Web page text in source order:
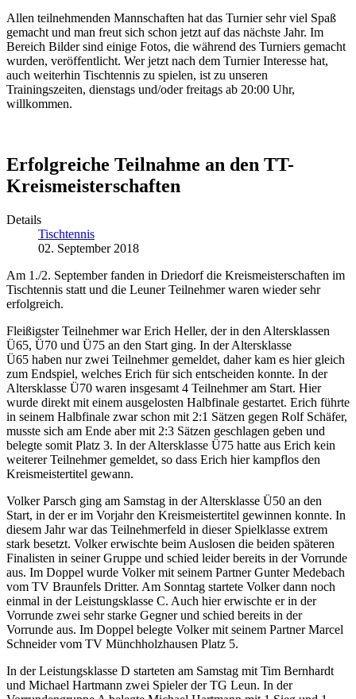
Allen teilnehmenden Mannschaften hat das Turnier sehr viel Spaß
gemacht und man freut sich schon jetzt auf das nächste Jahr. Im
Bereich Bilder sind einige Fotos, die während des Turniers gemacht
wurden, veröffentlicht. Wer jetzt nach dem Turnier Interesse hat,
auch weiterhin Tischtennis zu spielen, ist zu unseren
Trainingszeiten, dienstags und/oder freitags ab 20:00 Uhr,
willkommen.
Erfolgreiche Teilnahme an den TT-
Kreismeisterschaften
Details
Tischtennis
02. September 2018
Am 1./2. September fanden in Driedorf die Kreismeisterschaften im
Tischtennis statt und die Leuner Teilnehmer waren wieder sehr
erfolgreich.
Fleißigster Teilnehmer war Erich Heller, der in den Altersklassen
Ü65, Ü70 und Ü75 an den Start ging. In der Altersklasse
Ü65 haben nur zwei Teilnehmer gemeldet, daher kam es hier gleich
zum Endspiel, welches Erich für sich entscheiden konnte. In der
Altersklasse Ü70 waren insgesamt 4 Teilnehmer am Start. Hier
wurde direkt mit einem ausgelosten Halbfinale gestartet. Erich führte
in seinem Halbfinale zwar schon mit 2:1 Sätzen gegen Rolf Schäfer,
musste sich am Ende aber mit 2:3 Sätzen geschlagen geben und
belegte somit Platz 3. In der Altersklasse Ü75 hatte aus Erich kein
weiterer Teilnehmer gemeldet, so dass Erich hier kampflos den
Kreismeistertitel gewann.
Volker Parsch ging am Samstag in der Altersklasse Ü50 an den
Start, in der er im Vorjahr den Kreismeistertitel gewinnen konnte. In
diesem Jahr war das Teilnehmerfeld in dieser Spielklasse extrem
stark besetzt. Volker erwischte beim Auslosen die beiden späteren
Finalisten in seiner Gruppe und schied leider bereits in der Vorrunde
aus. Im Doppel wurde Volker mit seinem Partner Gunter Medebach
vom TV Braunfels Dritter. Am Sonntag startete Volker dann noch
einmal in der Leistungsklasse C. Auch hier erwischte er in der
Vorrunde zwei sehr starke Gegner und schied bereits in der
Vorrunde aus. Im Doppel belegte Volker mit seinem Partner Marcel
Schneider vom TV Münchholzhausen Platz 5.
In der Leistungsklasse D starteten am Samstag mit Tim Bernhardt
und Michael Hartmann zwei Spieler der TG Leun. In der